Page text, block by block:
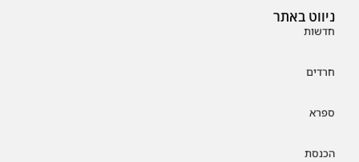
ניווט באתר
חדשות
חרדים
ספרא
הכנסת